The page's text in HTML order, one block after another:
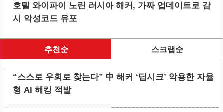
호텔 와이파이 노린 러시아 해커, 가짜 업데이트로 감
시 악성코드 유포
추천순 스크랩순
“스스로 우회로 찾는다” 中 해커 ‘딥시크’ 악용한 자율
형 AI 해킹 적발